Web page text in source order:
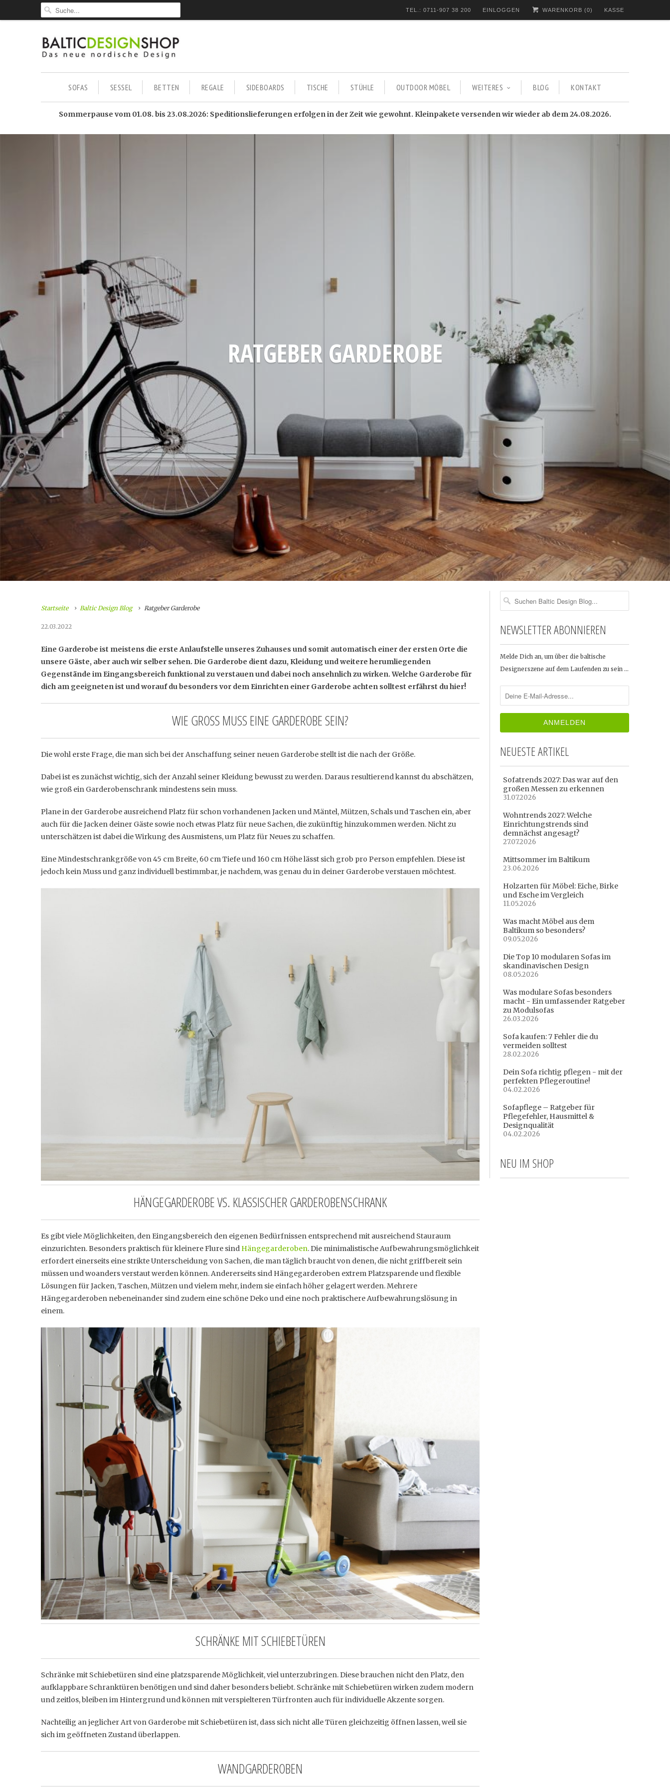
TEL.: 0711-907 38 200 EINLOGGEN WARENKORB (0) KASSE
SOFAS SESSEL BETTEN REGALE SIDEBOARDS TISCHE STÜHLE OUTDOOR MÖBEL WEITERES BLOG KONTAKT
Sommerpause vom 01.08. bis 23.08.2026: Speditionslieferungen erfolgen in der Zeit wie gewohnt. Kleinpakete versenden wir wieder ab dem 24.08.2026.
RATGEBER GARDEROBE
Startseite Baltic Design Blog Ratgeber Garderobe
22.03.2022
Eine Garderobe ist meistens die erste Anlaufstelle unseres Zuhauses und somit automatisch einer der ersten Orte die
unsere Gäste, aber auch wir selber sehen. Die Garderobe dient dazu, Kleidung und weitere herumliegenden
Gegenstände im Eingangsbereich funktional zu verstauen und dabei noch ansehnlich zu wirken. Welche Garderobe für
dich am geeigneten ist und worauf du besonders vor dem Einrichten einer Garderobe achten solltest erfährst du hier!
WIE GROSS MUSS EINE GARDEROBE SEIN?
Die wohl erste Frage, die man sich bei der Anschaffung seiner neuen Garderobe stellt ist die nach der Größe.
Dabei ist es zunächst wichtig, sich der Anzahl seiner Kleidung bewusst zu werden. Daraus resultierend kannst du abschätzen,
wie groß ein Garderobenschrank mindestens sein muss.
Plane in der Garderobe ausreichend Platz für schon vorhandenen Jacken und Mäntel, Mützen, Schals und Taschen ein, aber
auch für die Jacken deiner Gäste sowie noch etwas Platz für neue Sachen, die zukünftig hinzukommen werden. Nicht zu
unterschätzen ist dabei die Wirkung des Ausmistens, um Platz für Neues zu schaffen.
Eine Mindestschrankgröße von 45 cm Breite, 60 cm Tiefe und 160 cm Höhe lässt sich grob pro Person empfehlen. Diese ist
jedoch kein Muss und ganz individuell bestimmbar, je nachdem, was genau du in deiner Garderobe verstauen möchtest.
HÄNGEGARDEROBE VS. KLASSISCHER GARDEROBENSCHRANK
Es gibt viele Möglichkeiten, den Eingangsbereich den eigenen Bedürfnissen entsprechend mit ausreichend Stauraum
einzurichten. Besonders praktisch für kleinere Flure sind Hängegarderoben. Die minimalistische Aufbewahrungsmöglichkeit
erfordert einerseits eine strikte Unterscheidung von Sachen, die man täglich braucht von denen, die nicht griffbereit sein
müssen und woanders verstaut werden können. Andererseits sind Hängegarderoben extrem Platzsparende und flexible
Lösungen für Jacken, Taschen, Mützen und vielem mehr, indem sie einfach höher gelagert werden. Mehrere
Hängegarderoben nebeneinander sind zudem eine schöne Deko und eine noch praktischere Aufbewahrungslösung in
einem.
SCHRÄNKE MIT SCHIEBETÜREN
Schränke mit Schiebetüren sind eine platzsparende Möglichkeit, viel unterzubringen. Diese brauchen nicht den Platz, den
aufklappbare Schranktüren benötigen und sind daher besonders beliebt. Schränke mit Schiebetüren wirken zudem modern
und zeitlos, bleiben im Hintergrund und können mit verspielteren Türfronten auch für individuelle Akzente sorgen.
Nachteilig an jeglicher Art von Garderobe mit Schiebetüren ist, dass sich nicht alle Türen gleichzeitig öffnen lassen, weil sie
sich im geöffneten Zustand überlappen.
WANDGARDEROBEN
NEWSLETTER ABONNIEREN
Melde Dich an, um über die baltische
Designerszene auf dem Laufenden zu sein …
NEUESTE ARTIKEL
Sofatrends 2027: Das war auf den
großen Messen zu erkennen
31.07.2026
Wohntrends 2027: Welche
Einrichtungstrends sind
demnächst angesagt?
27.07.2026
Mittsommer im Baltikum
23.06.2026
Holzarten für Möbel: Eiche, Birke
und Esche im Vergleich
11.05.2026
Was macht Möbel aus dem
Baltikum so besonders?
09.05.2026
Die Top 10 modularen Sofas im
skandinavischen Design
08.05.2026
Was modulare Sofas besonders
macht - Ein umfassender Ratgeber
zu Modulsofas
26.03.2026
Sofa kaufen: 7 Fehler die du
vermeiden solltest
28.02.2026
Dein Sofa richtig pflegen - mit der
perfekten Pflegeroutine!
04.02.2026
Sofapflege – Ratgeber für
Pflegefehler, Hausmittel &
Designqualität
04.02.2026
NEU IM SHOP